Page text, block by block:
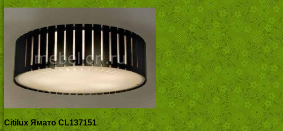
Citilux Ямато CL137151